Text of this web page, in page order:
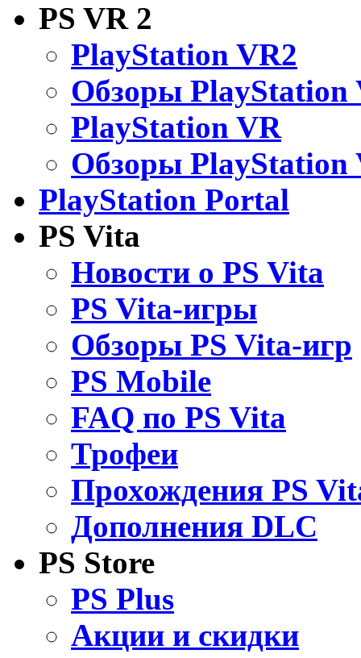
PS VR 2
PlayStation VR2
Обзоры PlayStation
PlayStation VR
Обзоры PlayStation
PlayStation Portal
PS Vita
Новости о PS Vita
PS Vita-игры
Обзоры PS Vita-игр
PS Mobile
FAQ по PS Vita
Трофеи
Прохождения PS
Дополнения DLC
PS Store
PS Plus
Акции и скидки